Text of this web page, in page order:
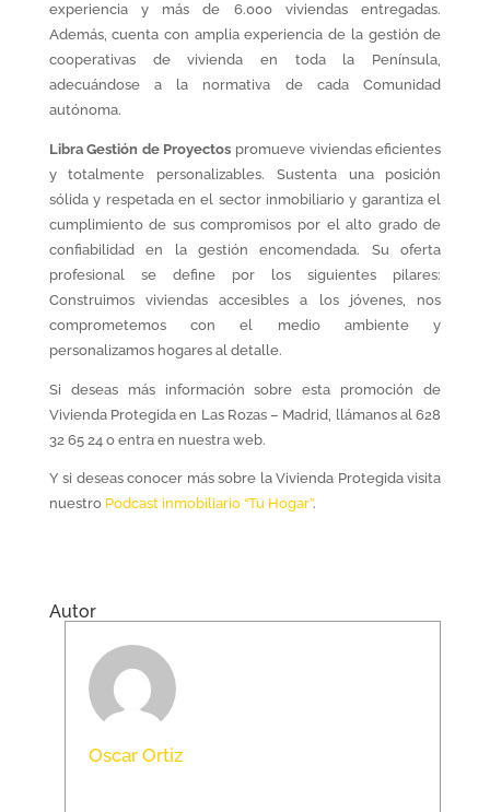
experiencia y más de 6.000 viviendas entregadas.
Además, cuenta con amplia experiencia de la gestión de
cooperativas de vivienda en toda la Península,
adecuándose a la normativa de cada Comunidad
autónoma.
Libra Gestión de Proyectos promueve viviendas eficientes
y totalmente personalizables. Sustenta una posición
sólida y respetada en el sector inmobiliario y garantiza el
cumplimiento de sus compromisos por el alto grado de
confiabilidad en la gestión encomendada. Su oferta
profesional se define por los siguientes pilares:
Construimos viviendas accesibles a los jóvenes, nos
comprometemos con el medio ambiente y
personalizamos hogares al detalle.
Si deseas más información sobre esta promoción de
Vivienda Protegida en Las Rozas – Madrid, llámanos al 628
32 65 24 o entra en nuestra web.
Y si deseas conocer más sobre la Vivienda Protegida visita
nuestro Podcast inmobiliario “Tu Hogar”.
Autor
Oscar Ortiz